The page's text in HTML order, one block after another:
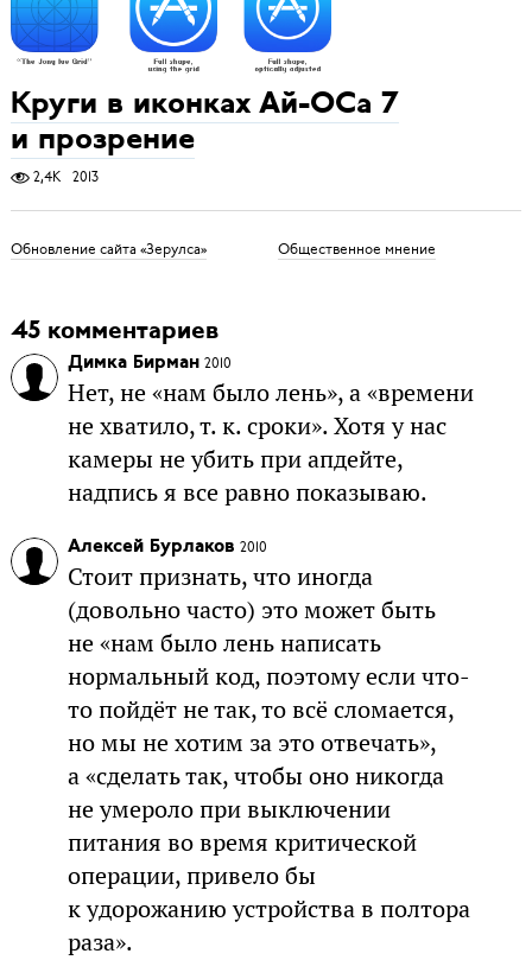
Круги в иконках Ай-ОСа 7
и прозрение
2,4K 2013
Обновление сайта «Зерулса» Общественное мнение
45 комментариев
Димка Бирман 2010
Нет, не «нам было лень», а «времени
не хватило, т. к. сроки». Хотя у нас
камеры не убить при апдейте,
надпись я все равно показываю.
Алексей Бурлаков 2010
Стоит признать, что иногда
(довольно часто) это может быть
не «нам было лень написать
нормальный код, поэтому если что-
то пойдёт не так, то всё сломается,
но мы не хотим за это отвечать»,
а «сделать так, чтобы оно никогда
не умероло при выключении
питания во время критической
операции, привело бы
к удорожанию устройства в полтора
раза».